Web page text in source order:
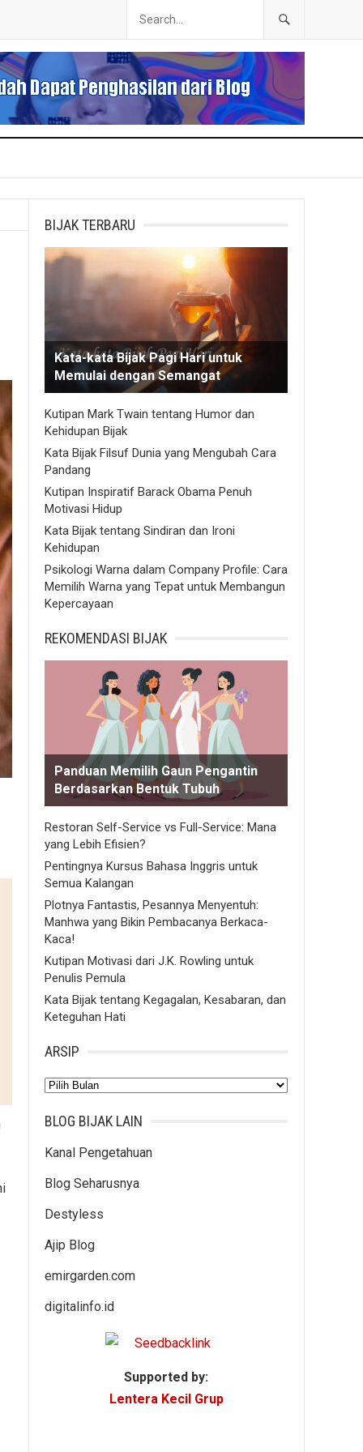
BIJAK TERBARU
Kata-kata Bijak Pagi Hari untuk
Memulai dengan Semangat
Kutipan Mark Twain tentang Humor dan
Kehidupan Bijak
Kata Bijak Filsuf Dunia yang Mengubah Cara
Pandang
Kutipan Inspiratif Barack Obama Penuh
Motivasi Hidup
Kata Bijak tentang Sindiran dan Ironi
Kehidupan
Psikologi Warna dalam Company Profile: Cara
Memilih Warna yang Tepat untuk Membangun
Kepercayaan
REKOMENDASI BIJAK
Panduan Memilih Gaun Pengantin
Berdasarkan Bentuk Tubuh
Restoran Self-Service vs Full-Service: Mana
yang Lebih Efisien?
Pentingnya Kursus Bahasa Inggris untuk
Semua Kalangan
Plotnya Fantastis, Pesannya Menyentuh:
Manhwa yang Bikin Pembacanya Berkaca-
Kaca!
Kutipan Motivasi dari J.K. Rowling untuk
Penulis Pemula
Kata Bijak tentang Kegagalan, Kesabaran, dan
Keteguhan Hati
ARSIP
Arsip
BLOG BIJAK LAIN
Kanal Pengetahuan
Blog Seharusnya
Destyless
Ajip Blog
emirgarden.com
digitalinfo.id
Supported by:
Lentera Kecil Grup